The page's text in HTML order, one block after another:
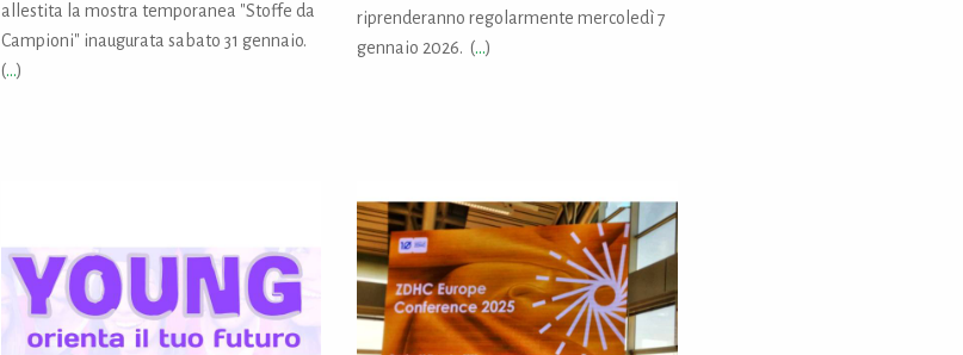
allestita la mostra temporanea "Stoffe da
Campioni" inaugurata sabato 31 gennaio.
(...)
riprenderanno regolarmente mercoledì 7
gennaio 2026. (...)